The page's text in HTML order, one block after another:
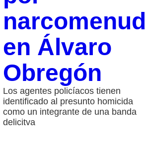
en Álvaro
Obregón
Los agentes policíacos tienen
identificado al presunto homicida
como un integrante de una banda
delicitva